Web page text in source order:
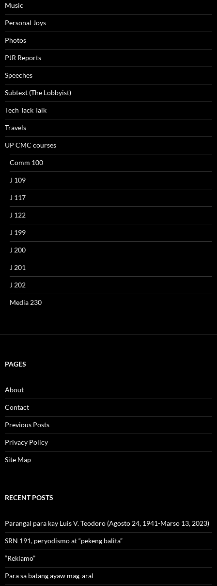
Music
Personal Joys
Photos
PJR Reports
Speeches
Subtext (The Lobbyist)
Tech Tack Talk
Travels
UP CMC courses
Comm 100
J 109
J 117
J 122
J 199
J 200
J 201
J 202
Media 230
PAGES
About
Contact
Previous Posts
Privacy Policy
Site Map
RECENT POSTS
Parangal para kay Luis V. Teodoro (Agosto 24, 1941-Marso 13, 2023)
SRN 191, peryodismo at “pekeng balita”
“Reklamo”
Para sa batang ayaw mag-aral